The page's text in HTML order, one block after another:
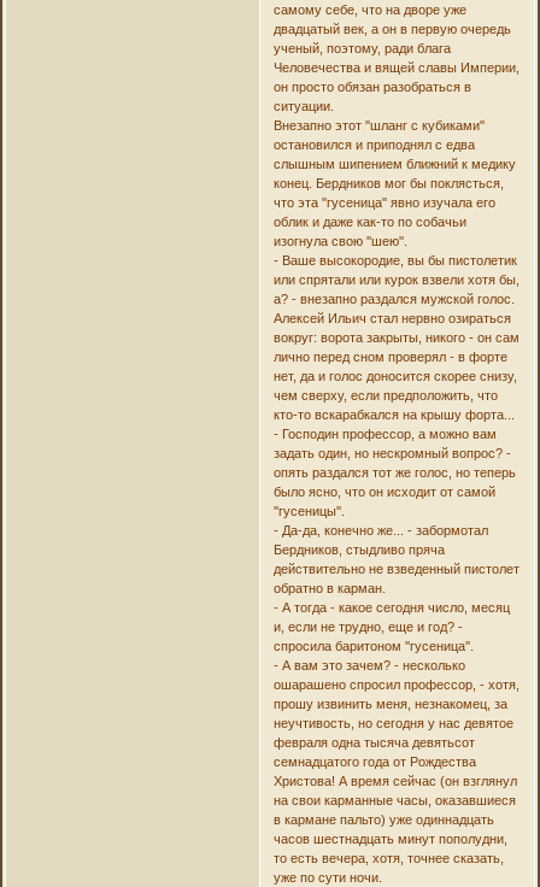
самому себе, что на дворе уже
двадцатый век, а он в первую очередь
ученый, поэтому, ради блага
Человечества и вящей славы Империи,
он просто обязан разобраться в
ситуации.
Внезапно этот ''шланг с кубиками''
остановился и приподнял с едва
слышным шипением ближний к медику
конец. Бердников мог бы поклясться,
что эта ''гусеница'' явно изучала его
облик и даже как-то по собачьи
изогнула свою ''шею''.
- Ваше высокородие, вы бы пистолетик
или спрятали или курок взвели хотя бы,
а? - внезапно раздался мужской голос.
Алексей Ильич стал нервно озираться
вокруг: ворота закрыты, никого - он сам
лично перед сном проверял - в форте
нет, да и голос доносится скорее снизу,
чем сверху, если предположить, что
кто-то вскарабкался на крышу форта...
- Господин профессор, а можно вам
задать один, но нескромный вопрос? -
опять раздался тот же голос, но теперь
было ясно, что он исходит от самой
''гусеницы''.
- Да-да, конечно же... - забормотал
Бердников, стыдливо пряча
действительно не взведенный пистолет
обратно в карман.
- А тогда - какое сегодня число, месяц
и, если не трудно, еще и год? -
спросила баритоном ''гусеница''.
- А вам это зачем? - несколько
ошарашено спросил профессор, - хотя,
прошу извинить меня, незнакомец, за
неучтивость, но сегодня у нас девятое
февраля одна тысяча девятьсот
семнадцатого года от Рождества
Христова! А время сейчас (он взглянул
на свои карманные часы, оказавшиеся
в кармане пальто) уже одиннадцать
часов шестнадцать минут пополудни,
то есть вечера, хотя, точнее сказать,
уже по сути ночи.